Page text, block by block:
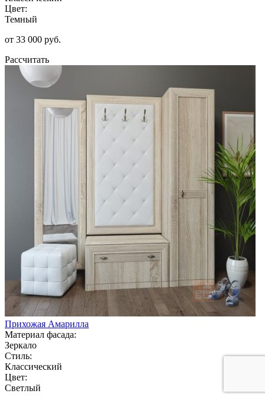
Цвет:
Темный
от 33 000 руб.
Рассчитать
Прихожая Амарилла
Материал фасада:
Зеркало
Стиль:
Классический
Цвет:
Светлый